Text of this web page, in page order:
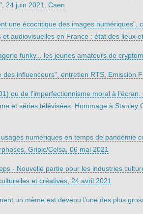
24 juin 2021, Caen
une écocritique des images
et audiovisuelles en France : état des lieux
funky... les jeunes amateurs de
des influenceurs", entretien RTS, Emission
ou de l'imperfectionnisme moral à
et séries télévisées. Hommage à
numériques en temps de pandémie
Gripic/Celsa, 06 mai 2021
- Nouvelle partie pour les industries
et créatives, 24 avril 2021
un mème est devenu l’une des plus